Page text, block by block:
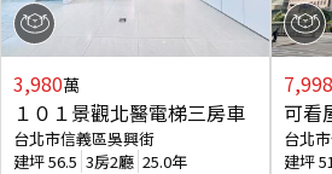
3,980萬
１０１景觀北醫電梯三房車
台北市信義區吳興街
建坪56.5 3房2廳 25.0年
7,998
可看
台北
建坪